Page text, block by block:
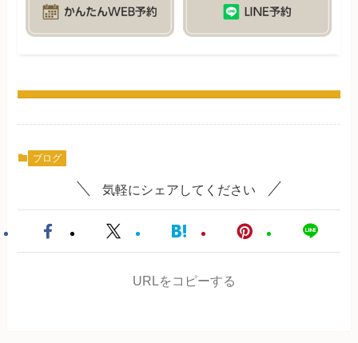
ブログ
気軽にシェアしてください
URLをコピーする